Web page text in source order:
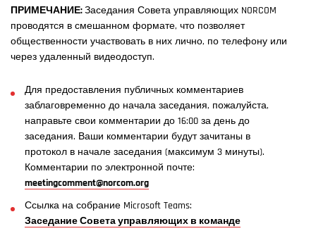
ПРИМЕЧАНИЕ: Заседания Совета управляющих NORCOM
проводятся в смешанном формате, что позволяет
общественности участвовать в них лично, по телефону или
через удаленный видеодоступ.
Для предоставления публичных комментариев
заблаговременно до начала заседания, пожалуйста,
направьте свои комментарии до 16:00 за день до
заседания. Ваши комментарии будут зачитаны в
протокол в начале заседания (максимум 3 минуты).
Комментарии по электронной почте:
meetingcomment@norcom.org
Ссылка на собрание Microsoft Teams:
Заседание Совета управляющих в команде